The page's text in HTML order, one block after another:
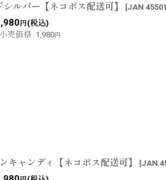
ルバー【ネコポス配送可】 [JAN
円(税込)
売価格: 1,980円
キャンディ【ネコポス配送可】 [JAN